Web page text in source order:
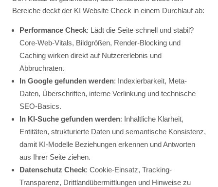
Bereiche deckt der KI Website Check in einem Durchlauf ab:
Performance Check: Lädt die Seite schnell und stabil?
Core-Web-Vitals, Bildgrößen, Render-Blocking und
Caching wirken direkt auf Nutzererlebnis und
Abbruchraten.
In Google gefunden werden: Indexierbarkeit, Meta-
Daten, Überschriften, interne Verlinkung und technische
SEO-Basics.
In KI-Suche gefunden werden: Inhaltliche Klarheit,
Entitäten, strukturierte Daten und semantische Konsistenz,
damit KI-Modelle Beziehungen erkennen und Antworten
aus Ihrer Seite ziehen.
Datenschutz Check: Cookie-Einsatz, Tracking-
Transparenz, Drittlandübermittlungen und Hinweise zu